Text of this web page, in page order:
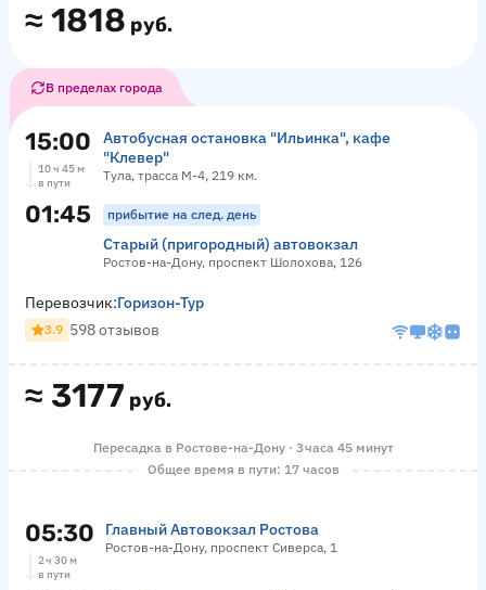
≈ 1818 руб.
В пределах города
15:00
Автобусная остановка "Ильинка", кафе
"Клевер"
Тула, трасса М-4, 219 км.
10 ч 45 м
в пути
01:45 прибытие на след. день
Старый (пригородный) автовокзал
Ростов-на-Дону, проспект Шолохова, 126
≈ 3177 руб.
Перевозчик:Горизон-Тур
3.9 598 отзывов
Пересадка в Ростове-на-Дону · 3 часа 45 минут
Общее время в пути: 17 часов
05:30 Главный Автовокзал Ростова
Ростов-на-Дону, проспект Сиверса, 1
2 ч 30 м
в пути